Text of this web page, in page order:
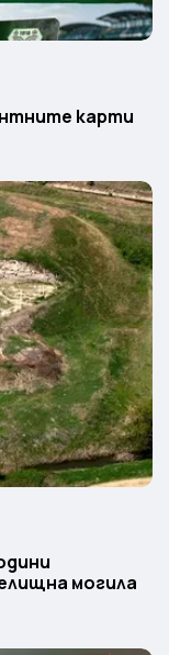
карти
могила